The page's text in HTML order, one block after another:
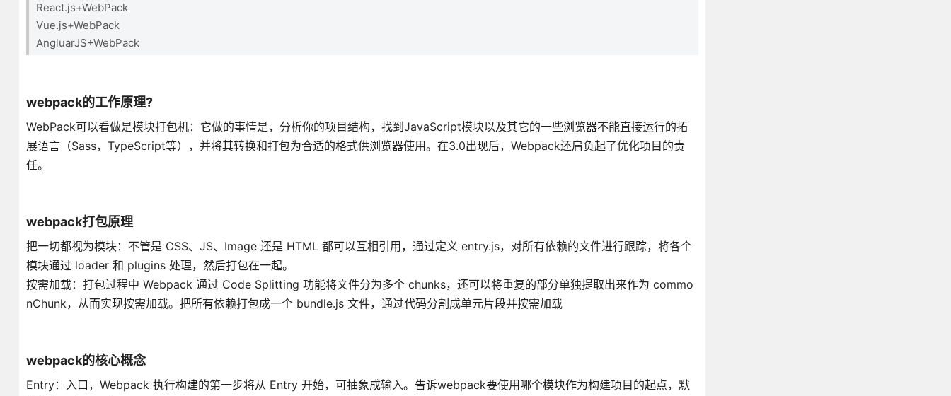
React.js+WebPack
Vue.js+WebPack
AngluarJS+WebPack
webpack的工作原理?
WebPack可以看做是模块打包机：它做的事情是，分析你的项目结构，找到JavaScript模块以及其它的一些浏览器不能直接运行的拓
展语言（Sass，TypeScript等），并将其转换和打包为合适的格式供浏览器使用。在3.0出现后，Webpack还肩负起了优化项目的责
任。
webpack打包原理
把一切都视为模块：不管是 CSS、JS、Image 还是 HTML 都可以互相引用，通过定义 entry.js，对所有依赖的文件进行跟踪，将各个
模块通过 loader 和 plugins 处理，然后打包在一起。
按需加载：打包过程中 Webpack 通过 Code Splitting 功能将文件分为多个 chunks，还可以将重复的部分单独提取出来作为 commo
nChunk，从而实现按需加载。把所有依赖打包成一个 bundle.js 文件，通过代码分割成单元片段并按需加载
webpack的核心概念
Entry：入口，Webpack 执行构建的第一步将从 Entry 开始，可抽象成输入。告诉webpack要使用哪个模块作为构建项目的起点，默